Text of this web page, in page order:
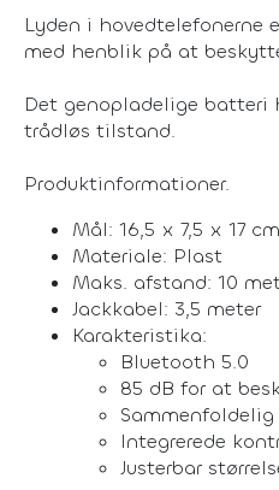
Lyden i hovedtelefonerne
med henblik på at
Det genopladelige batteri
trådløs tilstand.
Produktinformationer.
Mål: 16,5 x 7,5 x 17 cm
Materiale: Plast
Maks. afstand: 10
Jackkabel: 3,5 meter
Karakteristika:
Bluetooth 5.0
85 dB for at
Sammenfoldelig
Integrerede
Justerbar